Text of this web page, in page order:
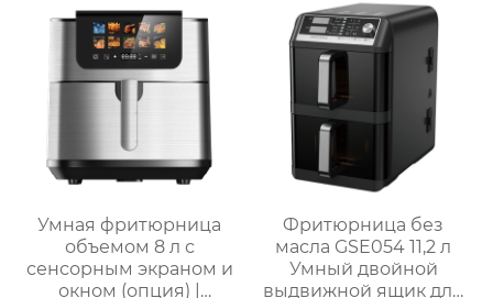
из нержавеющей
стали для домашнего
использования
гриле
Умная фритюрница
объемом 8 л с
сенсорным экраном и
окном (опция) |
Фритюрница без
масла GSE054 11,2 л
Умный двойной
выдвижной ящик для